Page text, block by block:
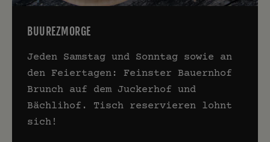
BUUREZMORGE
Jeden Samstag und Sonntag sowie an
den Feiertagen: Feinster Bauernhof
Brunch auf dem Juckerhof und
Bächlihof. Tisch reservieren lohnt
sich!